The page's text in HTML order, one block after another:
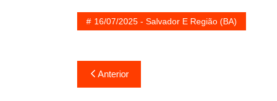
16/07/2025 - Salvador E Região (BA)
Navegação
de
Anterior